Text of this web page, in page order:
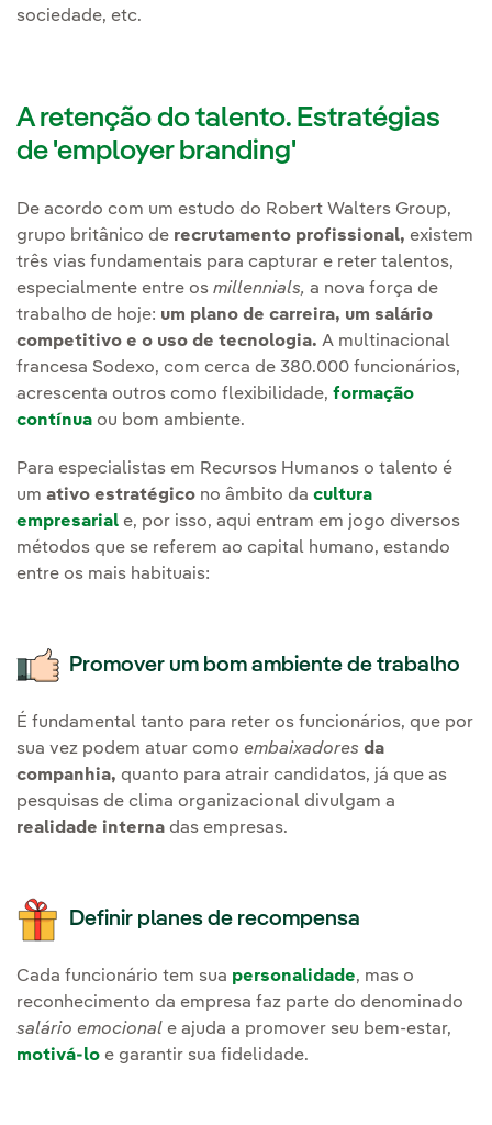
sociedade, etc.
A retenção do talento. Estratégias
de 'employer branding'
De acordo com um estudo do Robert Walters Group,
grupo britânico de recrutamento profissional, existem
três vias fundamentais para capturar e reter talentos,
especialmente entre os millennials, a nova força de
trabalho de hoje: um plano de carreira, um salário
competitivo e o uso de tecnologia. A multinacional
francesa Sodexo, com cerca de 380.000 funcionários,
acrescenta outros como flexibilidade, formação
contínua ou bom ambiente.
Para especialistas em Recursos Humanos o talento é
um ativo estratégico no âmbito da cultura
empresarial e, por isso, aqui entram em jogo diversos
métodos que se referem ao capital humano, estando
entre os mais habituais:
Promover um bom ambiente de trabalho
É fundamental tanto para reter os funcionários, que por
sua vez podem atuar como embaixadores da
companhia, quanto para atrair candidatos, já que as
pesquisas de clima organizacional divulgam a
realidade interna das empresas.
Definir planes de recompensa
Cada funcionário tem sua personalidade, mas o
reconhecimento da empresa faz parte do denominado
salário emocional e ajuda a promover seu bem-estar,
motivá-lo e garantir sua fidelidade.